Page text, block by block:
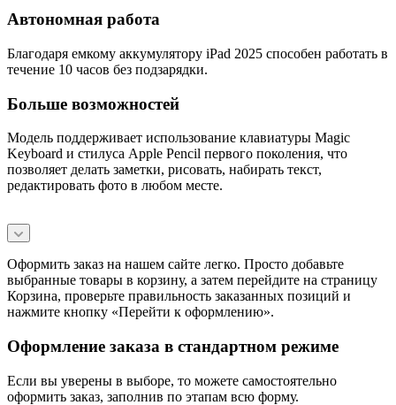
Автономная работа
Благодаря емкому аккумулятору iPad 2025 способен работать в
течение 10 часов без подзарядки.
Больше возможностей
Модель поддерживает использование клавиатуры Magic
Keyboard и стилуса Apple Pencil первого поколения, что
позволяет делать заметки, рисовать, набирать текст,
редактировать фото в любом месте.
Оформить заказ на нашем сайте легко. Просто добавьте
выбранные товары в корзину, а затем перейдите на страницу
Корзина, проверьте правильность заказанных позиций и
нажмите кнопку «Перейти к оформлению».
Оформление заказа в стандартном режиме
Если вы уверены в выборе, то можете самостоятельно
оформить заказ, заполнив по этапам всю форму.